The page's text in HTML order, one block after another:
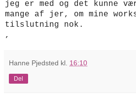
jeg er med og det kunne
mange af jer, om mine
tilslutning nok.
,
Hanne Pjedsted kl. 16:10
Del